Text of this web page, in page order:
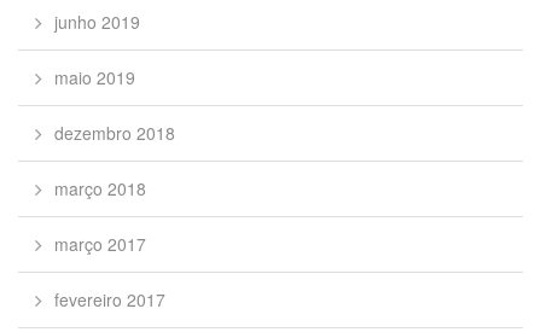
junho 2019
maio 2019
dezembro 2018
março 2018
março 2017
fevereiro 2017